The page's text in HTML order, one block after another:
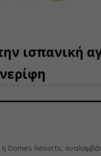
ισπανική
η Domes Resorts,